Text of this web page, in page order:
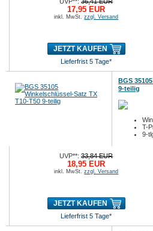
17,95 EUR
inkl. MwSt.zzgl. Versand
JETZT KAUFEN
Lieferfrist 5 Tage*
BGS
9-teilig
T-
9-
UVP**:33,84 EUR
18,95 EUR
inkl. MwSt.zzgl. Versand
JETZT KAUFEN
Lieferfrist 5 Tage*